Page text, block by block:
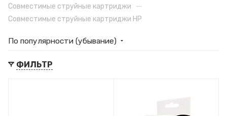
Совместимые струйные картриджи —
Совместимые струйные картриджи HP
По популярности (убывание)
ФИЛЬТР